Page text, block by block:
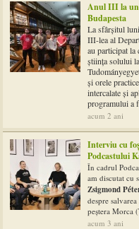
Anul III la un
Budapesta
La sfârșitul
III-lea al
au participat la
știința solului
şi orele
intercalate și
programului a
acum 2 ani
Interviu cu
Podcastului
În cadrul
am discutat cu
Zsigmond
despre
peștera Morca
acum 3 ani